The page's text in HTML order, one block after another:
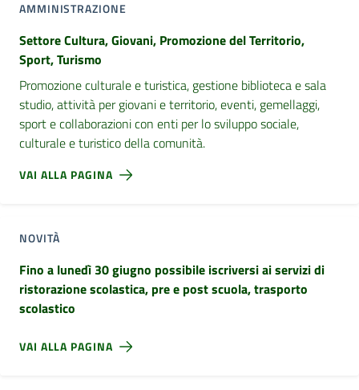
AMMINISTRAZIONE
Settore Cultura, Giovani, Promozione del Territorio,
Sport, Turismo
Promozione culturale e turistica, gestione biblioteca e sala
studio, attività per giovani e territorio, eventi, gemellaggi,
sport e collaborazioni con enti per lo sviluppo sociale,
culturale e turistico della comunità.
VAI ALLA PAGINA
NOVITÀ
Fino a lunedì 30 giugno possibile iscriversi ai servizi di
ristorazione scolastica, pre e post scuola, trasporto
scolastico
VAI ALLA PAGINA